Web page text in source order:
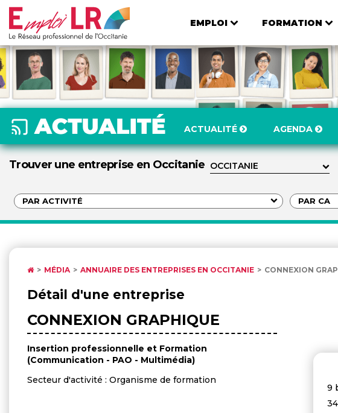
EMPLOI FORMATION
ACTUALITÉ AGENDA
Trouver une entreprise en Occitanie
MÉDIA ANNUAIRE DES ENTREPRISES EN OCCITANIE CONNEXION
Détail d'une entreprise
CONNEXION GRAPHIQUE
Insertion professionnelle et Formation
(Communication - PAO - Multimédia)
Secteur d'activité : Organisme de formation
9